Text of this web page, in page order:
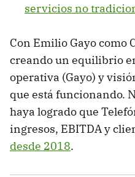
servicios no
Con Emilio Gayo como
creando un equilibrio
operativa (Gayo) y
que está funcionando.
haya logrado que
ingresos, EBITDA y
desde 2018.